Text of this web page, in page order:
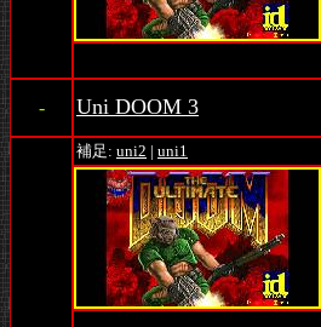
- Uni DOOM 3
補足: uni2 | uni1